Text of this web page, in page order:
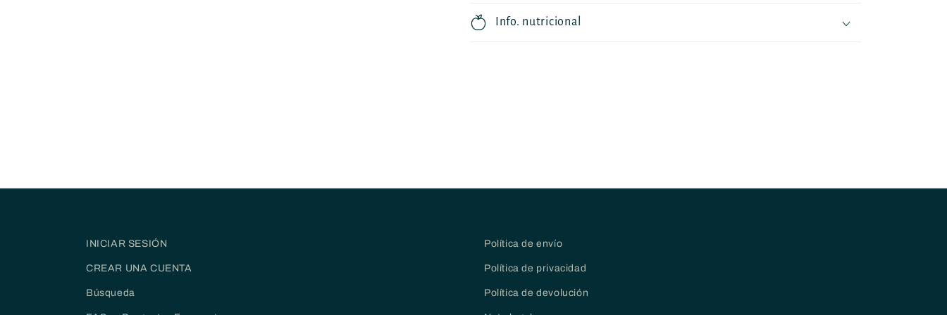
Info. nutricional
INICIAR SESIÓN
CREAR UNA CUENTA
Búsqueda
Política de envío
Política de privacidad
Política de devolución